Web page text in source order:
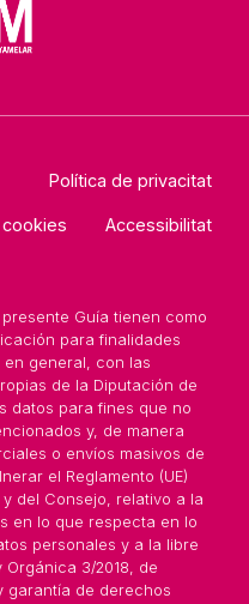
Política de privacitat
Accessibilitat
Guía tienen como
para finalidades
en general, con las
de la Diputación de
datos para fines que no
y, de manera
o envíos masivos de
el Reglamento (UE)
del Consejo, relativo a la
en lo que respecta en lo
personales y a la libre
3/2018, de
garantía de derechos